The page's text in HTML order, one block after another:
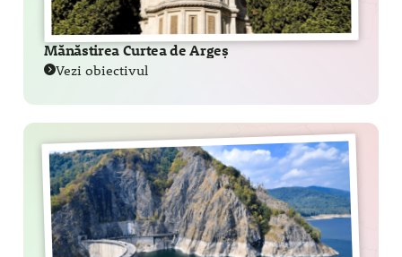
Mănăstirea Curtea de Argeș
Vezi obiectivul